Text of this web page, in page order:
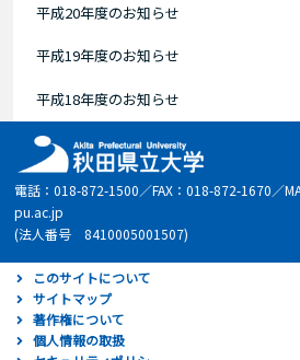
平成20年度のお知らせ
平成19年度のお知らせ
平成18年度のお知らせ
電話：018-872-1500／FAX：018-872-1670／
pu.ac.jp
(法人番号 8410005001507)
このサイトについて
サイトマップ
著作権について
個人情報の取扱